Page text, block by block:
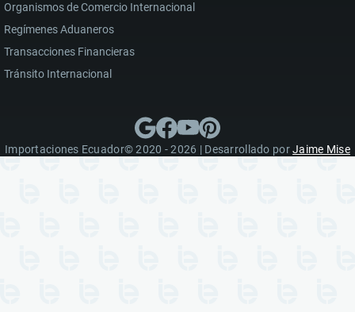
Organismos de Comercio Internacional
Regímenes Aduaneros
Transacciones Financieras
Tránsito Internacional
Importaciones Ecuador© 2020 - 2026 | Desarrollado porJaime Mise